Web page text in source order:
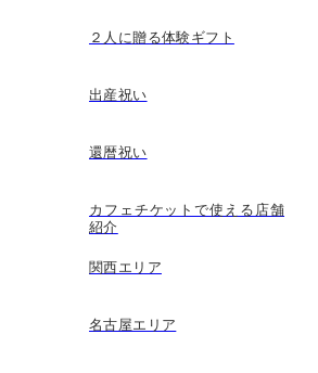
２人に贈る体験ギフト
出産祝い
還暦祝い
カフェチケットで使える店舗
紹介
関西エリア
名古屋エリア